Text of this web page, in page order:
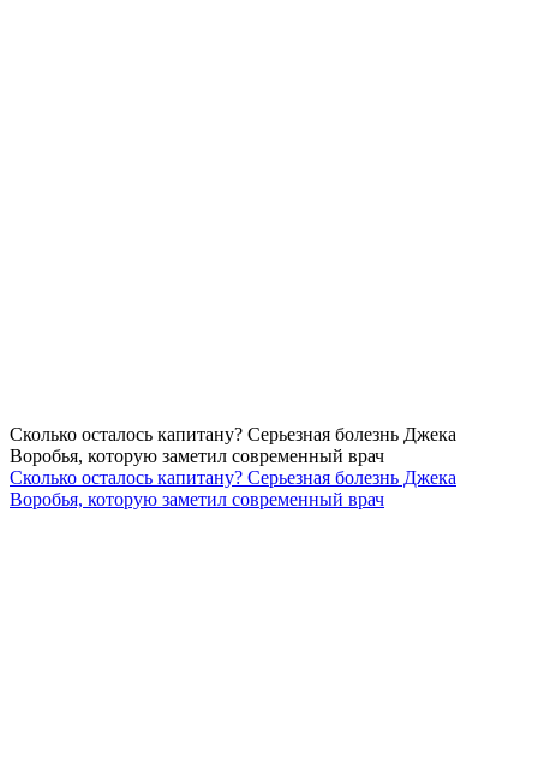
Сколько осталось капитану? Серьезная болезнь Джека
Воробья, которую заметил современный врач
Сколько осталось капитану? Серьезная болезнь Джека
Воробья, которую заметил современный врач